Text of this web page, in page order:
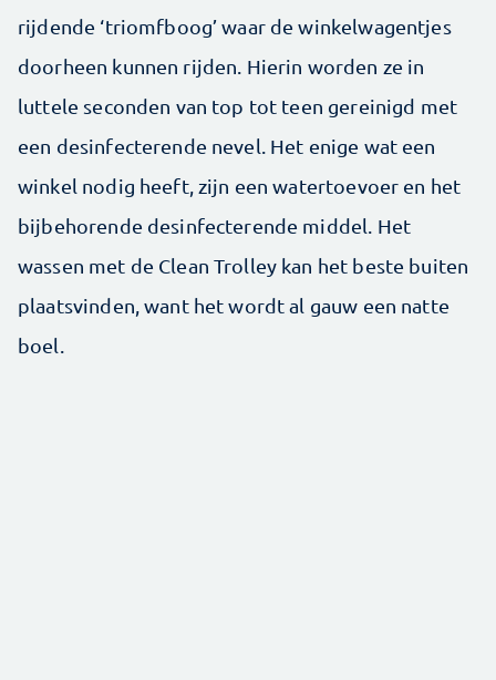
rijdende ‘triomfboog’ waar de winkelwagentjes
doorheen kunnen rijden. Hierin worden ze in
luttele seconden van top tot teen gereinigd met
een desinfecterende nevel. Het enige wat een
winkel nodig heeft, zijn een watertoevoer en het
bijbehorende desinfecterende middel. Het
wassen met de Clean Trolley kan het beste buiten
plaatsvinden, want het wordt al gauw een natte
boel.